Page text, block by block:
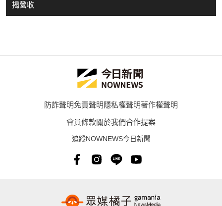
揭營收
防詐聲明免責聲明隱私權聲明著作權聲明
會員條款關於我們合作提案
追蹤NOWNEWS今日新聞